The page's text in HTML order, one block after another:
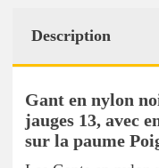
Description
Gant en nylon
jauges 13, avec
sur la paume